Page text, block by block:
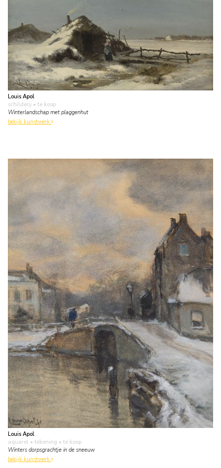
Louis Apol
schilderij • te koop
Winterlandschap met plaggenhut
bekijk kunstwerk
Louis Apol
aquarel • tekening • te koop
Winters dorpsgrachtje in de sneeuw
bekijk kunstwerk